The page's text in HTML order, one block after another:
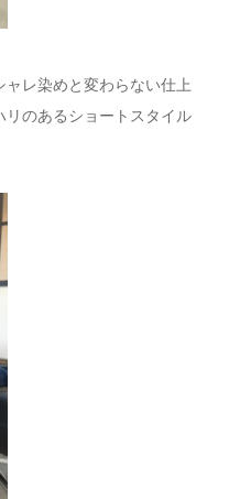
レ染めと変わらない仕上
リのあるショートスタイル